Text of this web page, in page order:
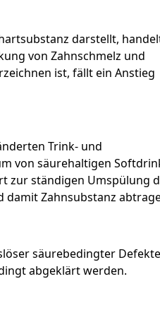
darstellt,
von Zahnschmelz und
ist, fällt ein Anstieg
Trink- und
von säurehaltigen
zur ständigen Umspülung
damit Zahnsubstanz
säurebedingter
abgeklärt werden.